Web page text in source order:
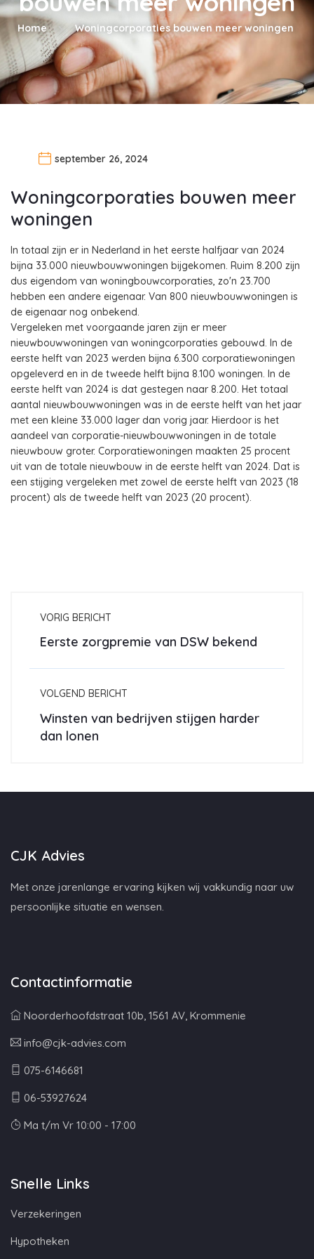
Home Woningcorporaties bouwen meer woningen
september 26, 2024
Woningcorporaties bouwen meer
woningen
In totaal zijn er in Nederland in het eerste halfjaar van 2024
bijna 33.000 nieuwbouwwoningen bijgekomen. Ruim 8.200 zijn
dus eigendom van woningbouwcorporaties, zo'n 23.700
hebben een andere eigenaar. Van 800 nieuwbouwwoningen is
de eigenaar nog onbekend.
Vergeleken met voorgaande jaren zijn er meer
nieuwbouwwoningen van woningcorporaties gebouwd. In de
eerste helft van 2023 werden bijna 6.300 corporatiewoningen
opgeleverd en in de tweede helft bijna 8.100 woningen. In de
eerste helft van 2024 is dat gestegen naar 8.200. Het totaal
aantal nieuwbouwwoningen was in de eerste helft van het jaar
met een kleine 33.000 lager dan vorig jaar. Hierdoor is het
aandeel van corporatie-nieuwbouwwoningen in de totale
nieuwbouw groter. Corporatiewoningen maakten 25 procent
uit van de totale nieuwbouw in de eerste helft van 2024. Dat is
een stijging vergeleken met zowel de eerste helft van 2023 (18
procent) als de tweede helft van 2023 (20 procent).
VORIG BERICHT
Eerste zorgpremie van DSW bekend
VOLGEND BERICHT
Winsten van bedrijven stijgen harder
dan lonen
CJK Advies
Met onze jarenlange ervaring kijken wij vakkundig naar uw
persoonlijke situatie en wensen.
Contactinformatie
Noorderhoofdstraat 10b, 1561 AV, Krommenie
info@cjk-advies.com
075-6146681
06-53927624
Ma t/m Vr 10:00 - 17:00
Snelle Links
Verzekeringen
Hypotheken